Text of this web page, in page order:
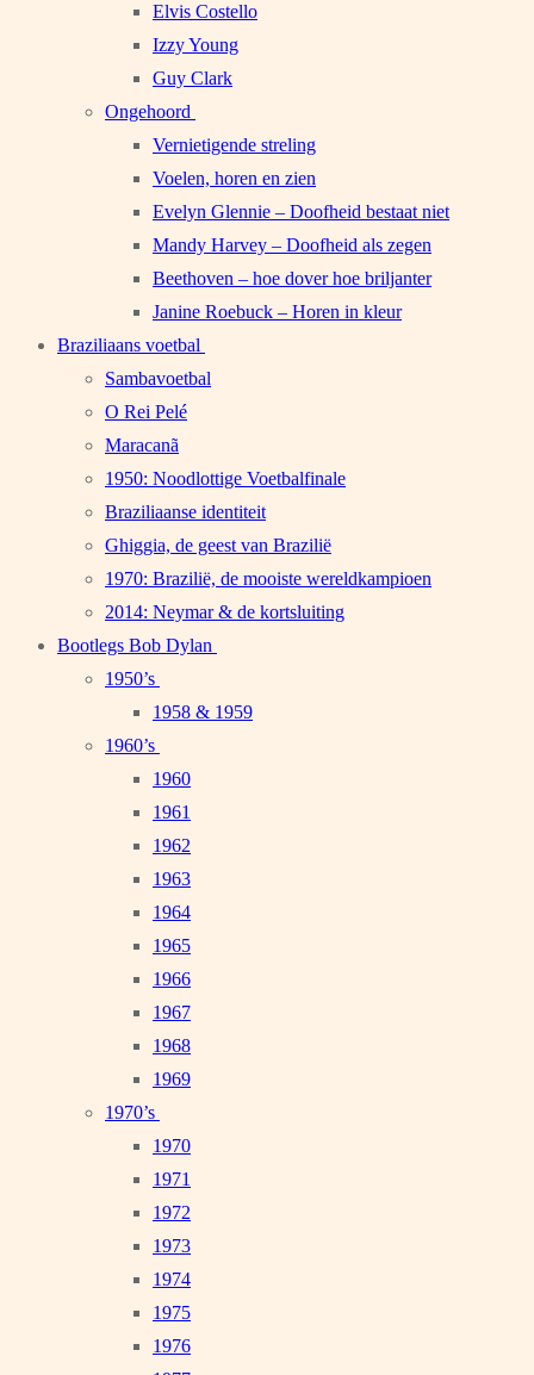
Elvis Costello
Izzy Young
Guy Clark
Ongehoord
Vernietigende streling
Voelen, horen en zien
Evelyn Glennie – Doofheid bestaat niet
Mandy Harvey – Doofheid als zegen
Beethoven – hoe dover hoe briljanter
Janine Roebuck – Horen in kleur
Braziliaans voetbal
Sambavoetbal
O Rei Pelé
Maracanã
1950: Noodlottige Voetbalfinale
Braziliaanse identiteit
Ghiggia, de geest van Brazilië
1970: Brazilië, de mooiste wereldkampioen
2014: Neymar & de kortsluiting
Bootlegs Bob Dylan
1950’s
1958 & 1959
1960’s
1960
1961
1962
1963
1964
1965
1966
1967
1968
1969
1970’s
1970
1971
1972
1973
1974
1975
1976